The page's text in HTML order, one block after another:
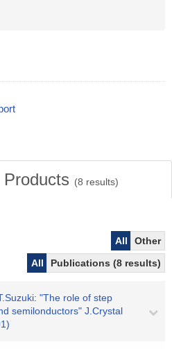
(8 results)
All
Other
All
Publications (8 results)
"The role of step
semilonductors" J.Crystal